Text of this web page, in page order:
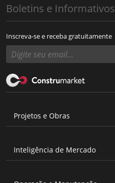
Boletins e Informativos
Inscreva-se e receba gratuitamente
Projetos e Obras
Inteligência de Mercado